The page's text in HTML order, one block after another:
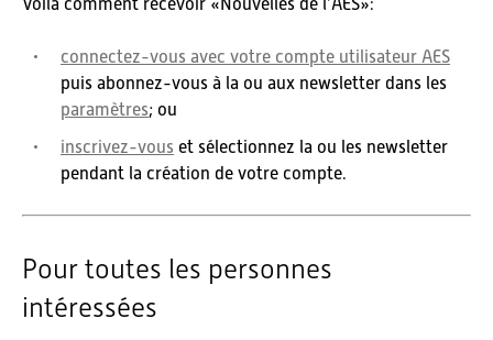
Voilà comment recevoir «Nouvelles de l’AES»:
connectez-vous avec votre compte utilisateur AES
puis abonnez-vous à la ou aux newsletter dans les
paramètres; ou
inscrivez-vous et sélectionnez la ou les newsletter
pendant la création de votre compte.
Pour toutes les personnes
intéressées